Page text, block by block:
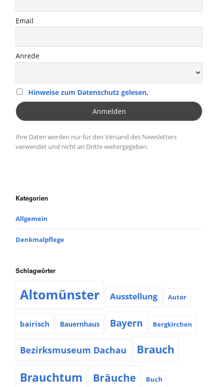
Email
Anrede
Hinweise zum Datenschutz gelesen.
Ihre Daten werden nur für den Versand des Newsletters
verwendet und nicht an Dritte weitergegeben.
Kategorien
Allgemein
Denkmalpflege
Schlagwörter
Altomünster Ausstellung Autor
bairisch Bauernhaus Bayern Bergkirchen
Bezirksmuseum Dachau Brauch
Brauchtum Bräuche Buch